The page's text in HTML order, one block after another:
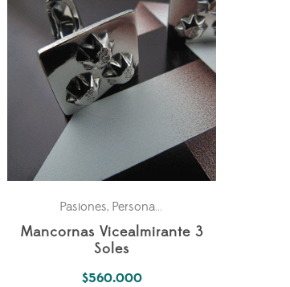
Pasiones, Personales
Mancornas Vicealmirante 3
Soles
$560.000